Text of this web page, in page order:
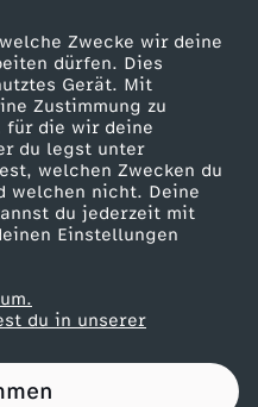
Zwecke wir deine
dürfen. Dies
Gerät. Mit
Zustimmung zu
für die wir deine
du legst unter
welchen Zwecken du
welchen nicht. Deine
du jederzeit mit
Einstellungen
du in unserer